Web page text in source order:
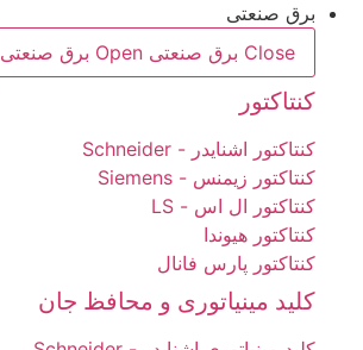
برق صنعتی
Close برق صنعتی
Open برق صنعتی
کنتاکتور
کنتاکتور اشنایدر - Schneider
کنتاکتور زیمنس - Siemens
کنتاکتور ال اس - LS
کنتاکتور هیوندا
کنتاکتور پارس فانال
کلید مینیاتوری و محافظ جان